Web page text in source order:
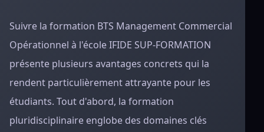
Suivre la formation BTS Management Commercial
Opérationnel à l'école IFIDE SUP-FORMATION
présente plusieurs avantages concrets qui la
rendent particulièrement attrayante pour les
étudiants. Tout d'abord, la formation
pluridisciplinaire englobe des domaines clés